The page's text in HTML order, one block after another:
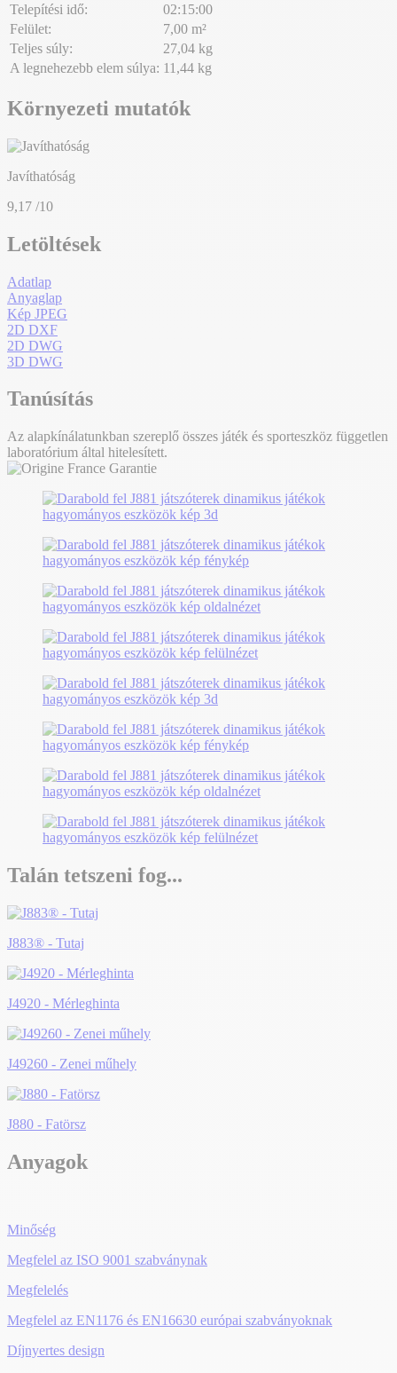
Telepítési idő:
02:15:00
Felület:
7,00 m²
Teljes súly:
27,04 kg
A legnehezebb elem súlya: 11,44 kg
Környezeti mutatók
Javíthatóság
9,17 /10
Letöltések
Adatlap
Anyaglap
Kép JPEG
2D DXF
2D DWG
3D DWG
Tanúsítás
Az alapkínálatunkban szereplő összes játék és sporteszköz független
laboratórium által hitelesített.
Talán tetszeni fog...
J883® - Tutaj
J4920 - Mérleghinta
J49260 - Zenei műhely
J880 - Fatörsz
Anyagok
Minőség
Megfelel az ISO 9001 szabványnak
Megfelelés
Megfelel az EN1176 és EN16630 európai szabványoknak
Díjnyertes design